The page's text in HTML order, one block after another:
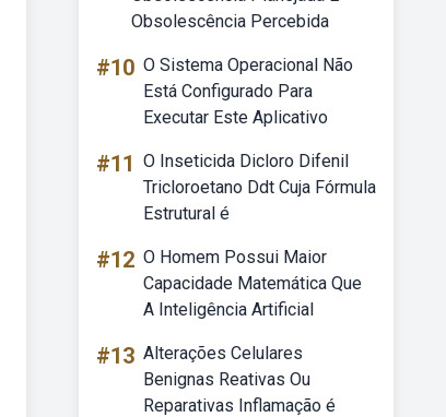
Obsolescência Percebida
#10 O Sistema Operacional Não
Está Configurado Para
Executar Este Aplicativo
#11 O Inseticida Dicloro Difenil
Tricloroetano Ddt Cuja Fórmula
Estrutural é
#12 O Homem Possui Maior
Capacidade Matemática Que
A Inteligência Artificial
#13 Alterações Celulares
Benignas Reativas Ou
Reparativas Inflamação é